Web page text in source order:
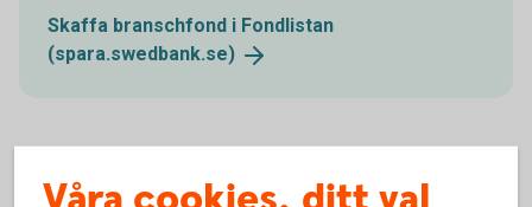
Skaffa branschfond i Fondlistan
(spara.swedbank.se)
Globala och regionala